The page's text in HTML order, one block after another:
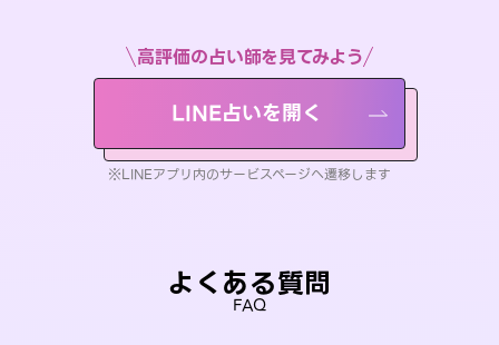
高評価の占い師を見てみよう
LINE占いを開く
※LINEアプリ内のサービスページへ遷移します
よくある質問
FAQ